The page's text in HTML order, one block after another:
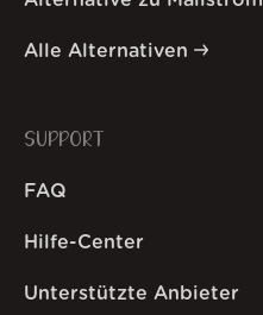
Alle Alternativen
SUPPORT
FAQ
Hilfe-Center
Unterstützte Anbieter